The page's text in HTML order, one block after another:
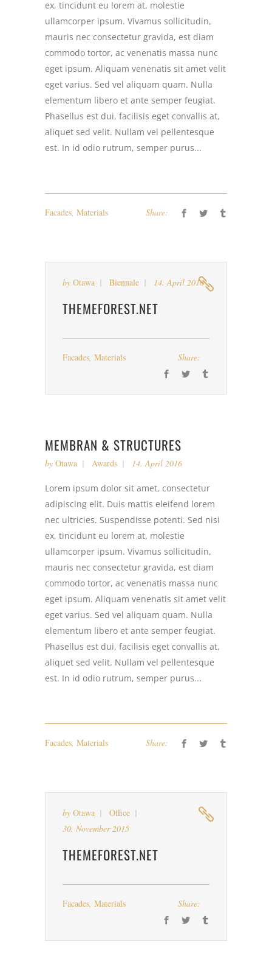
ex, tincidunt eu lorem at, molestie
ullamcorper ipsum. Vivamus sollicitudin,
mauris nec consectetur gravida, est diam
commodo tortor, ac venenatis massa nunc
eget ipsum. Aliquam venenatis sit amet velit
eget varius. Sed vel aliquam quam. Nulla
elementum libero et ante semper feugiat.
Phasellus est dui, facilisis eget convallis at,
aliquet sed velit. Nullam vel pellentesque
est. In id odio rutrum, semper purus...
Facades, Materials Share:
by Otawa Biennale 14. April 2016
THEMEFOREST.NET
Facades, Materials Share:
MEMBRAN & STRUCTURES
by Otawa Awards 14. April 2016
Lorem ipsum dolor sit amet, consectetur
adipiscing elit. Duis mattis eleifend lorem
nec ultricies. Suspendisse potenti. Sed nisi
ex, tincidunt eu lorem at, molestie
ullamcorper ipsum. Vivamus sollicitudin,
mauris nec consectetur gravida, est diam
commodo tortor, ac venenatis massa nunc
eget ipsum. Aliquam venenatis sit amet velit
eget varius. Sed vel aliquam quam. Nulla
elementum libero et ante semper feugiat.
Phasellus est dui, facilisis eget convallis at,
aliquet sed velit. Nullam vel pellentesque
est. In id odio rutrum, semper purus...
Facades, Materials Share:
by Otawa
Office
30. November 2015
THEMEFOREST.NET
Facades, Materials Share: